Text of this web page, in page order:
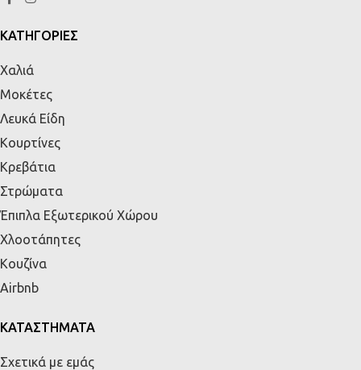
ΚΑΤΗΓΟΡΙΕΣ
Χαλιά
Μοκέτες
Λευκά Είδη
Κουρτίνες
Κρεβάτια
Στρώματα
Έπιπλα Εξωτερικού Χώρου
Χλοοτάπητες
Κουζίνα
Airbnb
ΚΑΤΑΣΤΗΜΑΤΑ
Σχετικά με εμάς